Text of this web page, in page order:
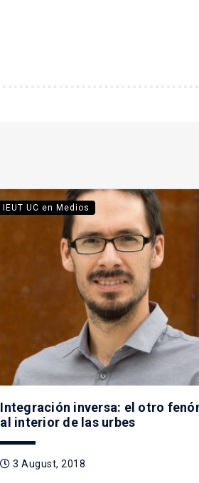
IEUT UC en Medios
Integración inversa: el otro
al interior de las urbes
3 August, 2018